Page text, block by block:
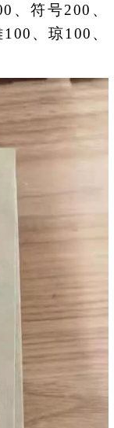
、符号200、
、琼100、